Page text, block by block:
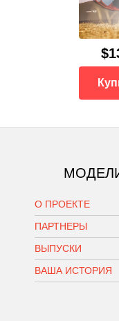
О ПРОЕКТЕ
ПАРТНЕРЫ
ВЫПУСКИ
ВАША ИСТОРИЯ